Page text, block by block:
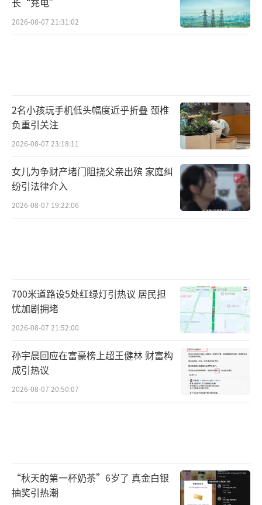
于实质尽到安全保障责任，不能据此免除侵权
过错责任。我国法律没有高龄免责规定，85岁
人伤情经鉴定构成轻伤以上，施暴者已涉嫌故
意伤害罪；虽已满75周岁可依法从轻、减轻处
罚，但绝不意味着无需承担法律责任。依据
《民法典》相关规定，第三人实施侵权致人损
害，养老机构如未尽安全保障义务的，应当承
担补充赔偿责任。
2026-08-07 21:31:02
2名小孩玩手机低头幅度近乎折叠 颈椎
负重引关注
2026-08-07 23:18:11
女儿为争财产堵门阻挠父亲出殡 家庭纠
纷引法律介入
2026-08-07 19:22:06
700米道路设5处红绿灯引热议 居民担
忧加剧拥堵
2026-08-07 21:52:00
孙宇晨回应在富豪榜上超王健林 财富构
成引热议
2026-08-07 20:50:07
“秋天的第一杯奶茶”6岁了 真金白银
抽奖引热潮